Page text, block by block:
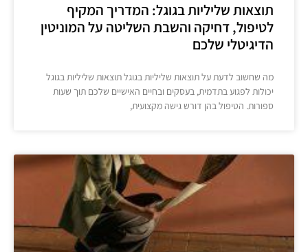
תוצאות שליליות בגוגל: המדריך המקיף
לטיפול, דחיקה והשבת השליטה על המוניטין
הדיגיטלי שלכם
מה שחשוב לדעת על תוצאות שליליות בגוגל תוצאות שליליות בגוגל
יכולות לפגוע בתדמית, בעסקים ובחיים האישיים שלכם תוך שעות
ספורות. הטיפול בהן דורש גישה מקצועית,